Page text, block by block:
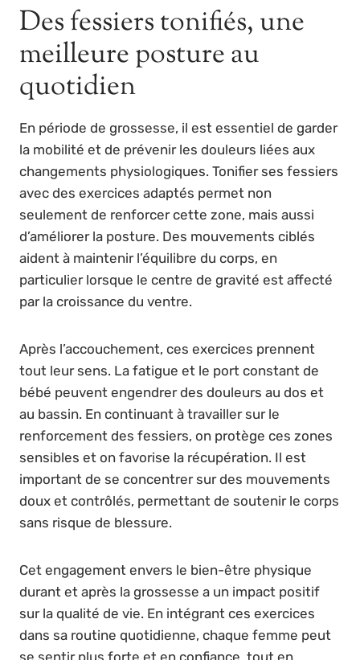
Des fessiers tonifiés, une
meilleure posture au
quotidien
En période de grossesse, il est essentiel de garder
la mobilité et de prévenir les douleurs liées aux
changements physiologiques. Tonifier ses fessiers
avec des exercices adaptés permet non
seulement de renforcer cette zone, mais aussi
d’améliorer la posture. Des mouvements ciblés
aident à maintenir l’équilibre du corps, en
particulier lorsque le centre de gravité est affecté
par la croissance du ventre.
Après l’accouchement, ces exercices prennent
tout leur sens. La fatigue et le port constant de
bébé peuvent engendrer des douleurs au dos et
au bassin. En continuant à travailler sur le
renforcement des fessiers, on protège ces zones
sensibles et on favorise la récupération. Il est
important de se concentrer sur des mouvements
doux et contrôlés, permettant de soutenir le corps
sans risque de blessure.
Cet engagement envers le bien-être physique
durant et après la grossesse a un impact positif
sur la qualité de vie. En intégrant ces exercices
dans sa routine quotidienne, chaque femme peut
se sentir plus forte et en confiance, tout en